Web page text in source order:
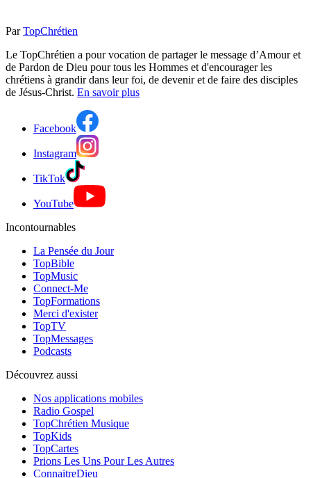
Par TopChrétien
Le TopChrétien a pour vocation de partager le message d’Amour et
de Pardon de Dieu pour tous les Hommes et d'encourager les
chrétiens à grandir dans leur foi, de devenir et de faire des disciples
de Jésus-Christ. En savoir plus
Facebook
Instagram
TikTok
YouTube
Incontournables
La Pensée du Jour
TopBible
TopMusic
Connect-Me
TopFormations
Merci d'exister
TopTV
TopMessages
Podcasts
Découvrez aussi
Nos applications mobiles
Radio Gospel
TopChrétien Musique
TopKids
TopCartes
Prions Les Uns Pour Les Autres
ConnaitreDieu